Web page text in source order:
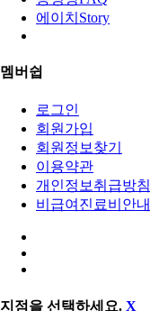
에이치Story
멤버쉽
로그인
회원가입
회원정보찾기
이용약관
개인정보취급방침
비급여진료비안내
지점을 선택하세요. X